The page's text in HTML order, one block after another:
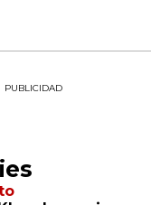
PUBLICIDAD